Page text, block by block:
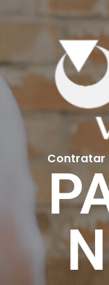
Contratar